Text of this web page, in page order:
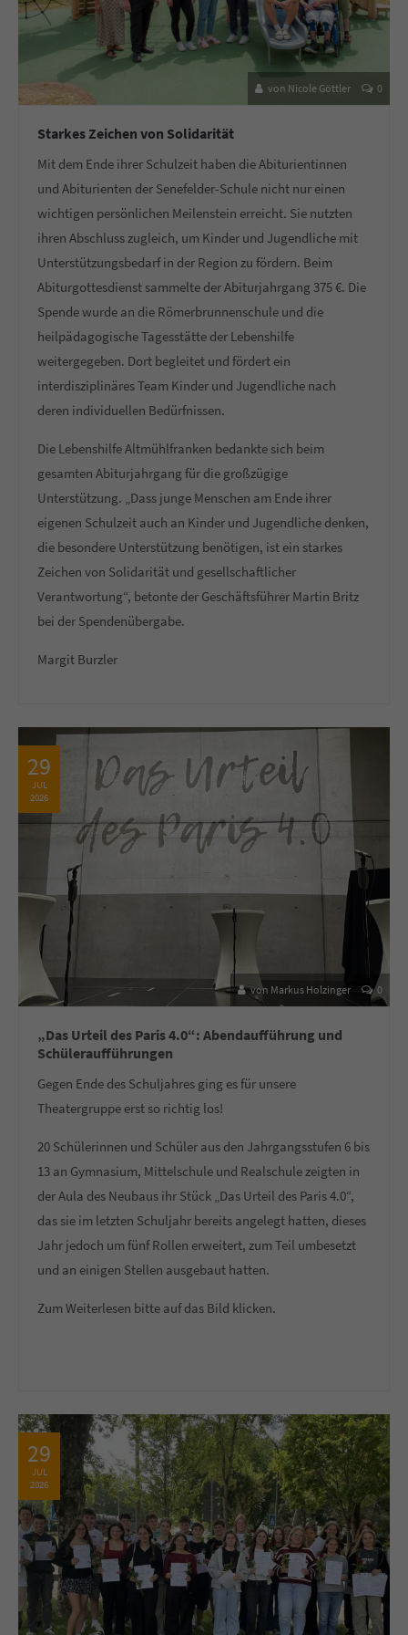
von Nicole Göttler 0
Starkes Zeichen von Solidarität
Mit dem Ende ihrer Schulzeit haben die Abiturientinnen
und Abiturienten der Senefelder-Schule nicht nur einen
wichtigen persönlichen Meilenstein erreicht. Sie nutzten
ihren Abschluss zugleich, um Kinder und Jugendliche mit
Unterstützungsbedarf in der Region zu fördern. Beim
Abiturgottesdienst sammelte der Abiturjahrgang 375 €. Die
Spende wurde an die Römerbrunnenschule und die
heilpädagogische Tagesstätte der Lebenshilfe
weitergegeben. Dort begleitet und fördert ein
interdisziplinäres Team Kinder und Jugendliche nach
deren individuellen Bedürfnissen.
Die Lebenshilfe Altmühlfranken bedankte sich beim
gesamten Abiturjahrgang für die großzügige
Unterstützung. „Dass junge Menschen am Ende ihrer
eigenen Schulzeit auch an Kinder und Jugendliche denken,
die besondere Unterstützung benötigen, ist ein starkes
Zeichen von Solidarität und gesellschaftlicher
Verantwortung“, betonte der Geschäftsführer Martin Britz
bei der Spendenübergabe.
Margit Burzler
29
JUL
2026
von Markus Holzinger 0
„Das Urteil des Paris 4.0“: Abendaufführung und
Schüleraufführungen
Gegen Ende des Schuljahres ging es für unsere
Theatergruppe erst so richtig los!
20 Schülerinnen und Schüler aus den Jahrgangsstufen 6 bis
13 an Gymnasium, Mittelschule und Realschule zeigten in
der Aula des Neubaus ihr Stück „Das Urteil des Paris 4.0“,
das sie im letzten Schuljahr bereits angelegt hatten, dieses
Jahr jedoch um fünf Rollen erweitert, zum Teil umbesetzt
und an einigen Stellen ausgebaut hatten.
Zum Weiterlesen bitte auf das Bild klicken.
29
JUL
2026